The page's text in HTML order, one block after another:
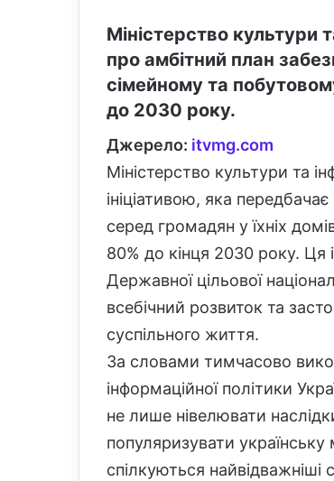
Міністерство культури
про амбітний план
сімейному та
до 2030 року.
Джерело: itvmg.com
Міністерство культури та
ініціативою, яка
серед громадян у їхніх
80% до кінця 2030 року. Ця
Державної цільової
всебічний розвиток та
суспільного життя.
За словами тимчасово
інформаційної політики
не лише нівелювати
популяризувати українську
спілкуються найвідважніші